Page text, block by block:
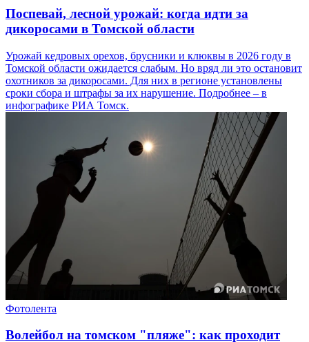
Поспевай, лесной урожай: когда идти за
дикоросами в Томской области
Урожай кедровых орехов, брусники и клюквы в 2026 году в
Томской области ожидается слабым. Но вряд ли это остановит
охотников за дикоросами. Для них в регионе установлены
сроки сбора и штрафы за их нарушение. Подробнее – в
инфографике РИА Томск.
Фотолента
Волейбол на томском "пляже": как проходит